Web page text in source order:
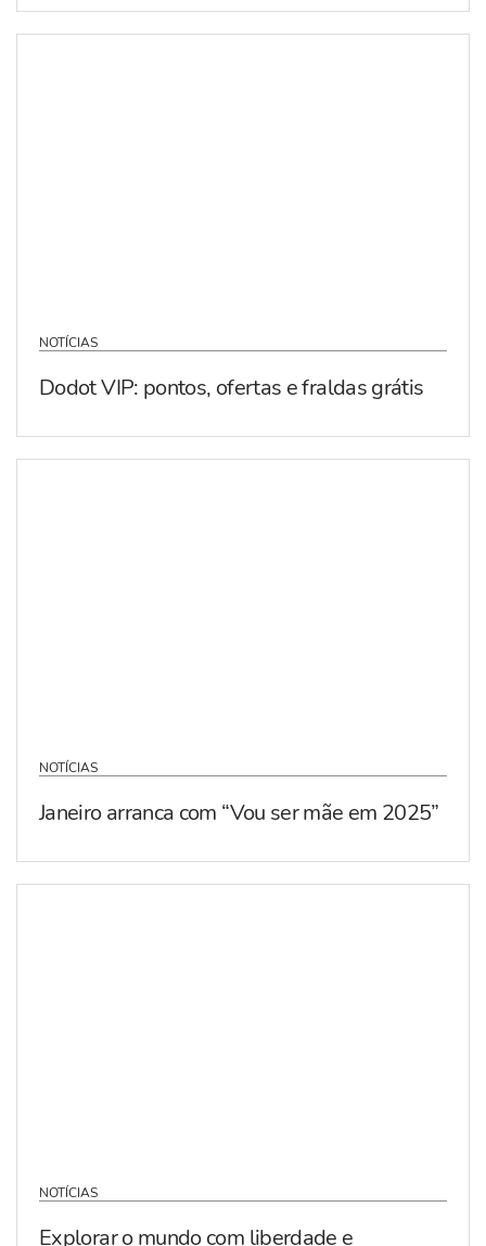
NOTÍCIAS
Dodot VIP: pontos, ofertas e fraldas grátis
NOTÍCIAS
Janeiro arranca com “Vou ser mãe em 2025”
NOTÍCIAS
Explorar o mundo com liberdade e